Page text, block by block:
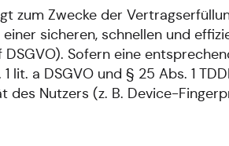
zum Zwecke der
einer sicheren, schnellen und
DSGVO). Sofern eine
lit. a DSGVO und § 25 Abs. 1
des Nutzers (z. B. Device-